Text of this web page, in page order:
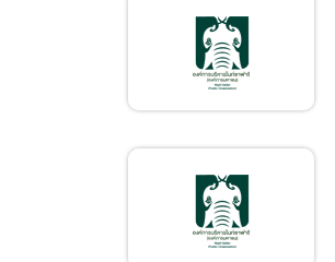
ประกาศผู้ชนะการเสนอราคา
จ้างติดตั้งกล้องหน้าและหลัง
รถพ่วงบริการนักท่องเที่ยว
จำนวน 24 คัน โดยวิธีเฉพาะ
เจาะจง
เผยแพร่แผนการจัดซื้อจัด
จ้าง ประจำปีงบประมาณ
พ.ศ.2563 ชื่อโครงการ ซื้อ